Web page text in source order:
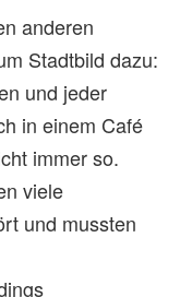
anderen
Stadtbild dazu:
und jeder
in einem Café
immer so.
viele
und mussten